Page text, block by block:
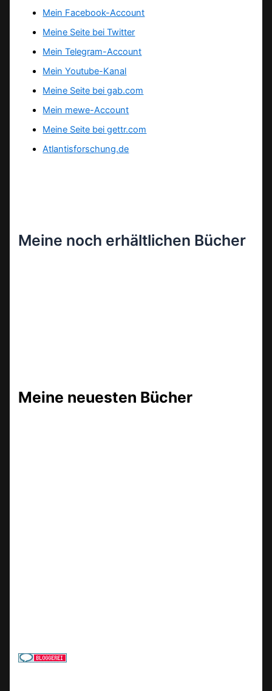
Mein Facebook-Account
Meine Seite bei Twitter
Mein Telegram-Account
Mein Youtube-Kanal
Meine Seite bei gab.com
Mein mewe-Account
Meine Seite bei gettr.com
Atlantisforschung.de
Meine noch erhältlichen Bücher
Meine neuesten Bücher